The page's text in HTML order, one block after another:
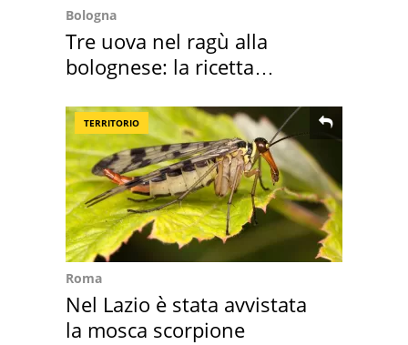
Bologna
Tre uova nel ragù alla
bolognese: la ricetta
TERRITORIO
Roma
Nel Lazio è stata avvistata
la mosca scorpione